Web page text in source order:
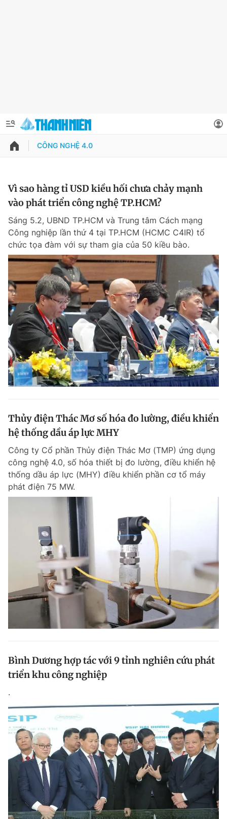
QUẢNG CÁO ĐẶT BÁO
Chuyên mục khác
Chào ngày mới Tin 24h
Tin thị trường Tin 360
Video Magazine
Sản phẩm khác
Tiện ích Bạn cần biết
Thông tin tòa soạn Liên hệ quảng cáo
Đọc Thanh Niên trên điện thoại
Theo dõi báo trên
0906 645 777
Liên hệ quảng cáo
0908 780 404
RSS Tòa soạn Chính sách bảo
Phó tổng biên tập: Lâm Hiếu Dũng
Phó tổng biên tập: Trần Việt Hưng
Tổng thư ký tòa soạn: Đức Trung
© 2003-2026 Bản quyền thuộc về Báo Thanh Niên. Cấm sao chép
dưới mọi hình thức nếu không có sự chấp thuận bằng văn bản.
Phát triển bởi ePi Technologies, JSC.
Thông tin tài khoản
Đổi mật khẩu
Tin đã lưu
Tin đã xem
Đăng xuất
CÔNG NGHỆ 4.0
Vì sao hàng tỉ USD kiều hối chưa chảy mạnh
vào phát triển công nghệ TP.HCM?
Sáng 5.2, UBND TP.HCM và Trung tâm Cách mạng
Công nghiệp lần thứ 4 tại TP.HCM (HCMC C4IR) tổ
chức tọa đàm với sự tham gia của 50 kiều bào.
Thủy điện Thác Mơ số hóa đo lường, điều khiển
hệ thống dầu áp lực MHY
Công ty Cổ phần Thủy điện Thác Mơ (TMP) ứng dụng
công nghệ 4.0, số hóa thiết bị đo lường, điều khiển hệ
thống dầu áp lực (MHY) điều khiển phần cơ tổ máy
phát điện 75 MW.
Bình Dương hợp tác với 9 tỉnh nghiên cứu phát
triển khu công nghiệp
.